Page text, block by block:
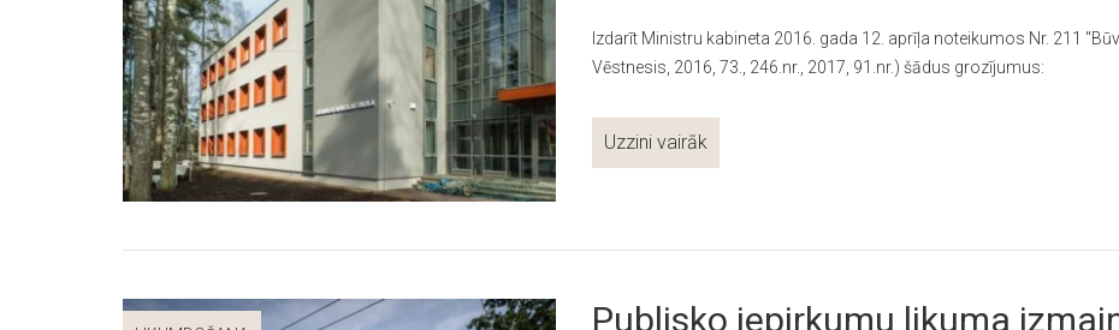
Izdarīt Ministru kabineta 2016. gada 12. aprīļa noteikumos Nr. 211
Vēstnesis, 2016, 73., 246.nr., 2017, 91.nr.) šādus grozījumus:
Uzzini vairāk
Publisko iepirkumu likuma